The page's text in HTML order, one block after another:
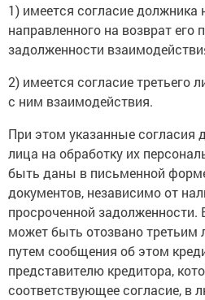
1) имеется согласие должника
направленного на возврат его
задолженности
2) имеется согласие третьего
с ним взаимодействия.
При этом указанные согласия
лица на обработку их
быть даны в письменной
документов, независимо от
просроченной задолженности.
может быть отозвано
путем сообщения об этом
представителю кредитора,
соответствующее согласие, в